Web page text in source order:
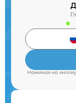
Нажимая на